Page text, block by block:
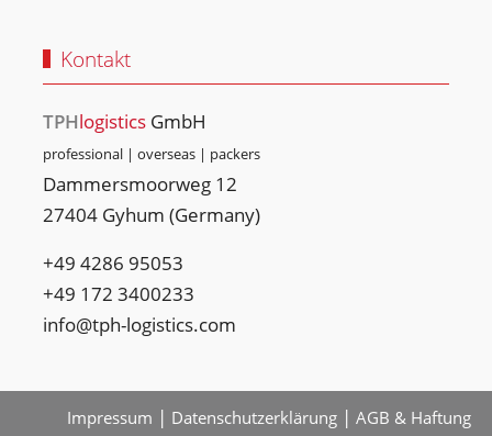
Kontakt
TPHlogistics GmbH
professional | overseas | packers
Dammersmoorweg 12
27404 Gyhum (Germany)
+49 4286 95053
+49 ‭172 3400233‬
info@tph-logistics.com
Impressum | Datenschutzerklärung| AGB & Haftung